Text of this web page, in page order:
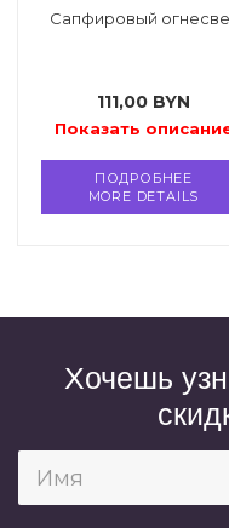
Сапфировый
111,00 BYN
Показать
ПОДРОБНЕЕ
MORE DETAILS
Хочешь